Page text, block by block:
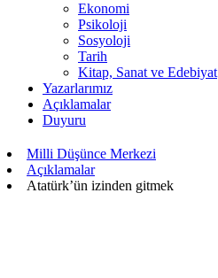
Ekonomi
Psikoloji
Sosyoloji
Tarih
Kitap, Sanat ve Edebiyat
Yazarlarımız
Açıklamalar
Duyuru
Milli Düşünce Merkezi
Açıklamalar
Atatürk’ün izinden gitmek